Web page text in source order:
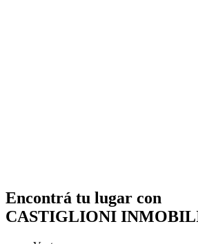
Encontrá tu lugar con
CASTIGLIONI